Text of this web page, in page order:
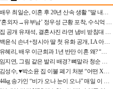
배우 최일순, 이혼 후 20년 산속 생활 “딸 내가 버렸다고 원망‥맘 아파”(특종)[어제TV]
‘혼외자→유부남’ 정우성 근황 포착, 수식억 해킹 피해 후배 만났다 “존경하는”
집 공개 유재석, 결혼사진 라면 냄비 받침대 되고 분노‥가족사진도 피해(놀뭐)[어제TV]
백윤식 손녀+정시아 딸 첫 유화 공개, LA 아트쇼→서울국제조각페스타 작가다운 수준급 실력
유혜리, 배우 이근희과 1년 반만 이혼 왜? “식칼 꽂고 의자 던져” 충격 폭로(특종)[어제TV]
임지연, 그림 같은 발리 배경? 뼈말라 청순 비키니 핏에 상대 안 되네
김성수, ♥박소윤 집 이불 폐기 처분 “어떤 X이랑 썼을지 몰라” 질투(신랑수업2)[어제TV]
44kg 송가인 “비가 오나 눈이 오나” 매일 이 운동, 허벅지 근육량 상승+체지방 감소